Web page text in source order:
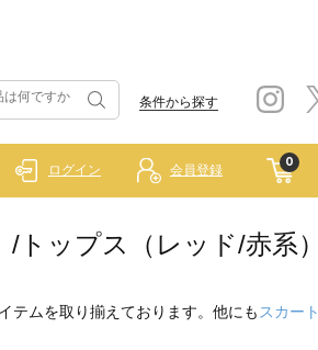
条件から探す
0
ログイン 会員登録
トップス（レッド/赤系）
テムを取り揃えております。他にも スカート